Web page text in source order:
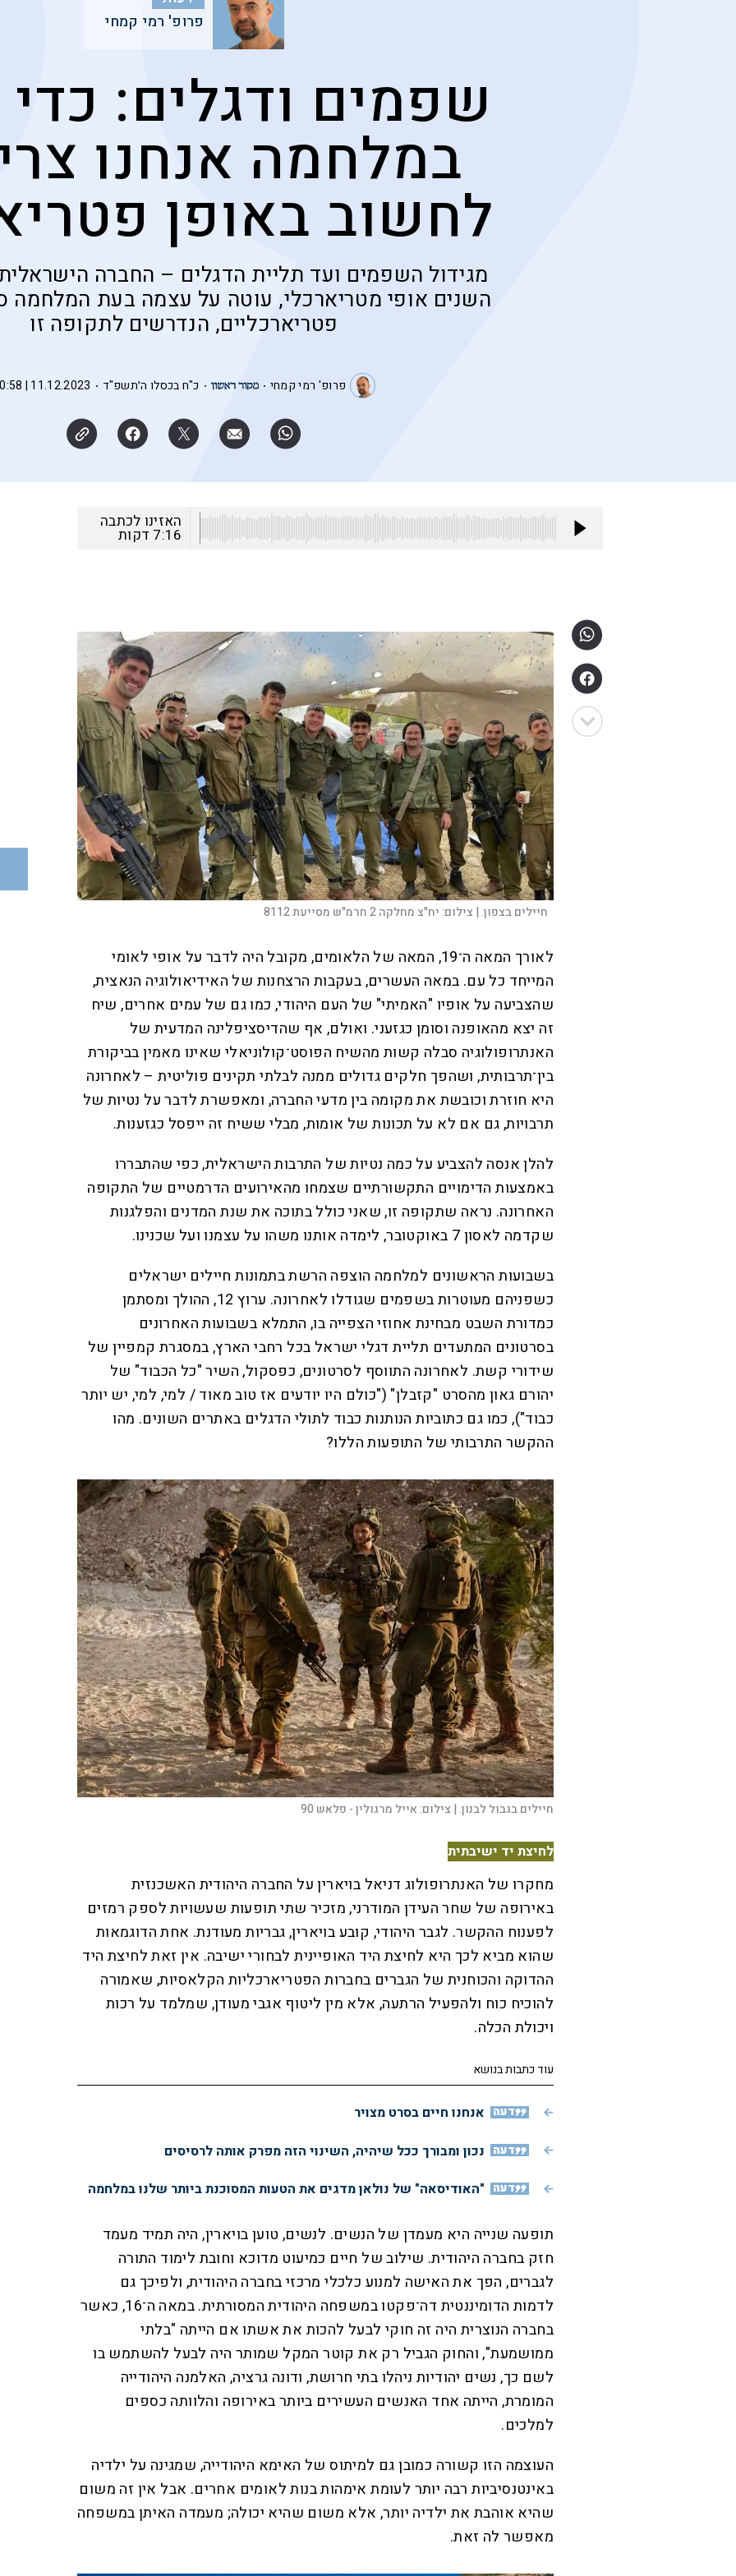
פרופ' רמי קמחי
שפמים ודגלים:
במלחמה אנחנו
לחשוב באופן
מגידול השפמים ועד תליית הדגלים – החברה
השנים אופי מטריארכלי, עוטה על עצמה בעת המלחמה
פטריארכליים, הנדרשים לתקופה זו
פרופ' רמי קמחי כ"ח בכסלו ה׳תשפ"ד 11.12.2023 | 20:58
האזינו לכתבה
7:16 דקות
חיילים בצפון. | צילום:יח"צ מחלקה 2 חרמ"ש מסייעת 8112
לאורך המאה ה־19, המאה של הלאומים, מקובל היה לדבר על אופי לאומי
המייחד כל עם. במאה העשרים, בעקבות הרצחנות של האידיאולוגיה הנאצית,
שהצביעה על אופיו "האמיתי" של העם היהודי, כמו גם של עמים אחרים, שיח
זה יצא מהאופנה וסומן כגזעני. ואולם, אף שהדיסציפלינה המדעית של
האנתרופולוגיה סבלה קשות מהשיח הפוסט־קולוניאלי שאינו מאמין בביקורת
בין־תרבותית, ושהפך חלקים גדולים ממנה לבלתי תקינים פוליטית – לאחרונה
היא חוזרת וכובשת את מקומה בין מדעי החברה, ומאפשרת לדבר על נטיות של
תרבויות, גם אם לא על תכונות של אומות, מבלי ששיח זה ייפסל כגזענות.
להלן אנסה להצביע על כמה נטיות של התרבות הישראלית, כפי שהתבררו
באמצעות הדימויים התקשורתיים שצמחו מהאירועים הדרמטיים של התקופה
האחרונה. נראה שתקופה זו, שאני כולל בתוכה את שנת המדנים והפלגנות
שקדמה לאסון 7 באוקטובר, לימדה אותנו משהו על עצמנו ועל שכנינו.
בשבועות הראשונים למלחמה הוצפה הרשת בתמונות חיילים ישראלים
כשפניהם מעוטרות בשפמים שגודלו לאחרונה. ערוץ 12, ההולך ומסתמן
כמדורת השבט מבחינת אחוזי הצפייה בו, התמלא בשבועות האחרונים
בסרטונים המתעדים תליית דגלי ישראל בכל רחבי הארץ, במסגרת קמפיין של
שידורי קשת. לאחרונה התווסף לסרטונים, כפסקול, השיר "כל הכבוד" של
יהורם גאון מהסרט "קזבלן" ("כולם היו יודעים אז טוב מאוד / למי, למי, יש יותר
כבוד"), כמו גם כתוביות הנותנות כבוד לתולי הדגלים באתרים השונים. מהו
ההקשר התרבותי של התופעות הללו?
חיילים בגבול לבנון. | צילום:אייל מרגולין - פלאש 90
לחיצת יד ישיבתית
מחקרו של האנתרופולוג דניאל בויארין על החברה היהודית האשכנזית
באירופה של שחר העידן המודרני, מזכיר שתי תופעות שעשויות לספק רמזים
לפענוח ההקשר. לגבר היהודי, קובע בויארין, גבריות מעודנת. אחת הדוגמאות
שהוא מביא לכך היא לחיצת היד האופיינית לבחורי ישיבה. אין זאת לחיצת היד
ההדוקה והכוחנית של הגברים בחברות הפטריארכליות הקלאסיות, שאמורה
להוכיח כוח ולהפעיל הרתעה, אלא מין ליטוף אגבי מעודן, שמלמד על רכות
ויכולת הכלה.
עוד כתבות בנושא
דעה אנחנו חיים בסרט מצויר
דעה נכון ומבורך ככל שיהיה, השינוי הזה מפרק אותה לרסיסים
דעה "האודיסאה" של נולאן מדגים את הטעות המסוכנת ביותר שלנו במלחמה
תופעה שנייה היא מעמדן של הנשים. לנשים, טוען בויארין, היה תמיד מעמד
חזק בחברה היהודית. שילוב של חיים כמיעוט מדוכא וחובת לימוד התורה
לגברים, הפך את האישה למנוע כלכלי מרכזי בחברה היהודית, ולפיכך גם
לדמות הדומיננטית דה־פקטו במשפחה היהודית המסורתית. במאה ה־16, כאשר
בחברה הנוצרית היה זה חוקי לבעל להכות את אשתו אם הייתה "בלתי
ממושמעת", והחוק הגביל רק את קוטר המקל שמותר היה לבעל להשתמש בו
לשם כך, נשים יהודיות ניהלו בתי חרושת, ודונה גרציה, האלמנה היהודייה
המומרת, הייתה אחד האנשים העשירים ביותר באירופה והלוותה כספים
למלכים.
העוצמה הזו קשורה כמובן גם למיתוס של האימא היהודייה, שמגינה על ילדיה
באינטנסיביות רבה יותר לעומת אימהות בנות לאומים אחרים. אבל אין זה משום
שהיא אוהבת את ילדיה יותר, אלא משום שהיא יכולה; מעמדה האיתן במשפחה
מאפשר לה זאת.